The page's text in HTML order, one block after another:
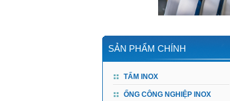
SẢN PHẨM CHÍNH
TẤM INOX
ỐNG CÔNG NGHIỆP INOX